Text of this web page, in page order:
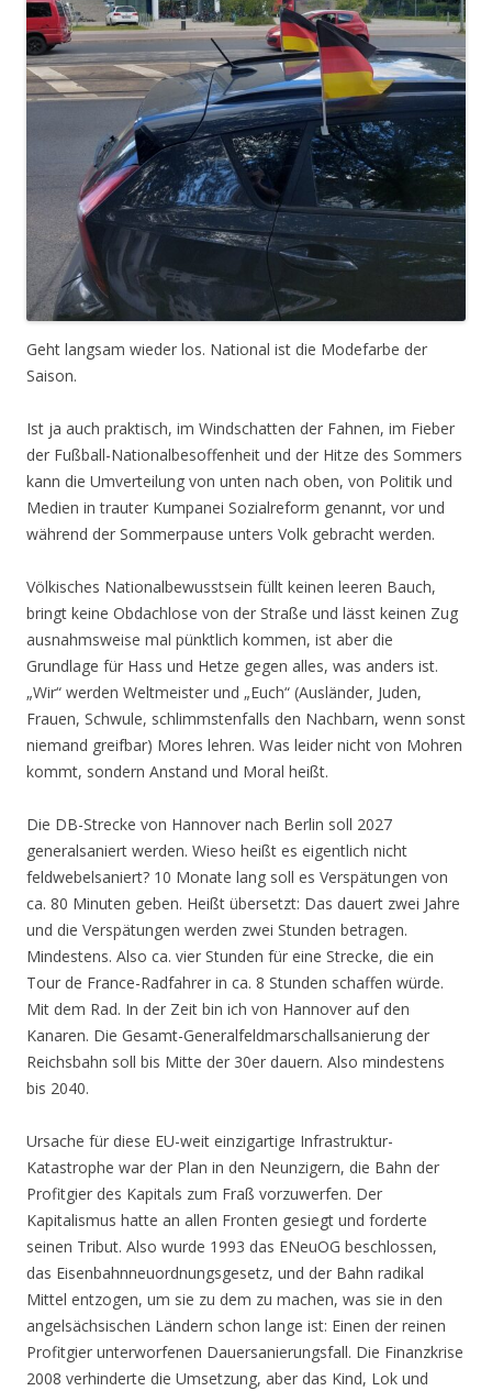
Geht langsam wieder los. National ist die Modefarbe der
Saison.
Ist ja auch praktisch, im Windschatten der Fahnen, im Fieber
der Fußball-Nationalbesoffenheit und der Hitze des Sommers
kann die Umverteilung von unten nach oben, von Politik und
Medien in trauter Kumpanei Sozialreform genannt, vor und
während der Sommerpause unters Volk gebracht werden.
Völkisches Nationalbewusstsein füllt keinen leeren Bauch,
bringt keine Obdachlose von der Straße und lässt keinen Zug
ausnahmsweise mal pünktlich kommen, ist aber die
Grundlage für Hass und Hetze gegen alles, was anders ist.
„Wir“ werden Weltmeister und „Euch“ (Ausländer, Juden,
Frauen, Schwule, schlimmstenfalls den Nachbarn, wenn sonst
niemand greifbar) Mores lehren. Was leider nicht von Mohren
kommt, sondern Anstand und Moral heißt.
Die DB-Strecke von Hannover nach Berlin soll 2027
generalsaniert werden. Wieso heißt es eigentlich nicht
feldwebelsaniert? 10 Monate lang soll es Verspätungen von
ca. 80 Minuten geben. Heißt übersetzt: Das dauert zwei Jahre
und die Verspätungen werden zwei Stunden betragen.
Mindestens. Also ca. vier Stunden für eine Strecke, die ein
Tour de France-Radfahrer in ca. 8 Stunden schaffen würde.
Mit dem Rad. In der Zeit bin ich von Hannover auf den
Kanaren. Die Gesamt-Generalfeldmarschallsanierung der
Reichsbahn soll bis Mitte der 30er dauern. Also mindestens
bis 2040.
Ursache für diese EU-weit einzigartige Infrastruktur-
Katastrophe war der Plan in den Neunzigern, die Bahn der
Profitgier des Kapitals zum Fraß vorzuwerfen. Der
Kapitalismus hatte an allen Fronten gesiegt und forderte
seinen Tribut. Also wurde 1993 das ENeuOG beschlossen,
das Eisenbahnneuordnungsgesetz, und der Bahn radikal
Mittel entzogen, um sie zu dem zu machen, was sie in den
angelsächsischen Ländern schon lange ist: Einen der reinen
Profitgier unterworfenen Dauersanierungsfall. Die Finanzkrise
2008 verhinderte die Umsetzung, aber das Kind, Lok und